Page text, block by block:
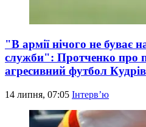
"В армії нічого не буває
служби": Протченко про
агресивний футбол
14 липня, 07:05 Інтерв’ю